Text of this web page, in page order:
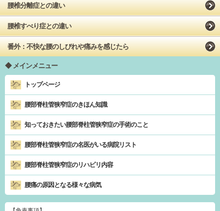
腰椎分離症との違い
腰椎すべり症との違い
番外：不快な腰のしびれや痛みを感じたら
メインメニュー
トップページ
腰部脊柱管狭窄症のきほん知識
知っておきたい腰部脊柱管狭窄症の手術のこと
腰部脊柱管狭窄症の名医がいる病院リスト
腰部脊柱管狭窄症のリハビリ内容
腰痛の原因となる様々な病気